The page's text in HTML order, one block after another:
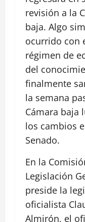
revisión a la
baja. Algo
ocurrido con
régimen de
del
finalmente
la semana
Cámara baja
los cambios
Senado.
En la
Legislación
preside la
oficialista
Almirón, el